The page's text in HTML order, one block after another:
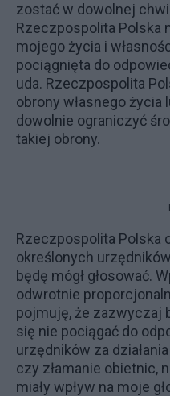
zostać w dowolnej
Rzeczpospolita Polska
mojego życia i
pociągnięta do
uda. Rzeczpospolita
obrony własnego życia
dowolnie ograniczyć
takiej obrony.
Rzeczpospolita Polska
określonych
będę mógł głosować.
odwrotnie
pojmuję, że zazwyczaj
się nie pociągać do
urzędników za
czy złamanie obietnic,
miały wpływ na moje